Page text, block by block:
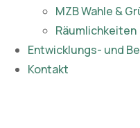
MZB Wahle &
Räumlichkeiten
Entwicklungs- und
Kontakt